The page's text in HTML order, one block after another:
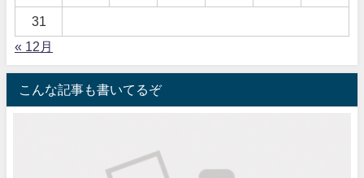
31
« 12月
こんな記事も書いてるぞ